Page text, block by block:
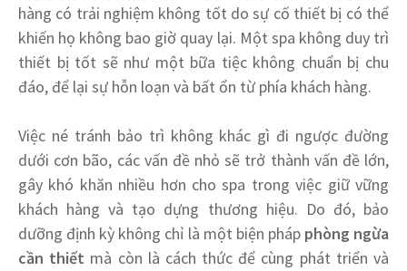
hàng có trải nghiệm không tốt do sự cố thiết bị có thể
khiến họ không bao giờ quay lại. Một spa không duy trì
thiết bị tốt sẽ như một bữa tiệc không chuẩn bị chu
đáo, để lại sự hỗn loạn và bất ổn từ phía khách hàng.
Việc né tránh bảo trì không khác gì đi ngược đường
dưới cơn bão, các vấn đề nhỏ sẽ trở thành vấn đề lớn,
gây khó khăn nhiều hơn cho spa trong việc giữ vững
khách hàng và tạo dựng thương hiệu. Do đó, bảo
dưỡng định kỳ không chỉ là một biện pháp phòng ngừa
cần thiết mà còn là cách thức để cùng phát triển và